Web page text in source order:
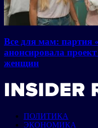
Все для мам: партия
анонсировала
женщин
ПОЛИТИКА
ЭКОНОМИКА